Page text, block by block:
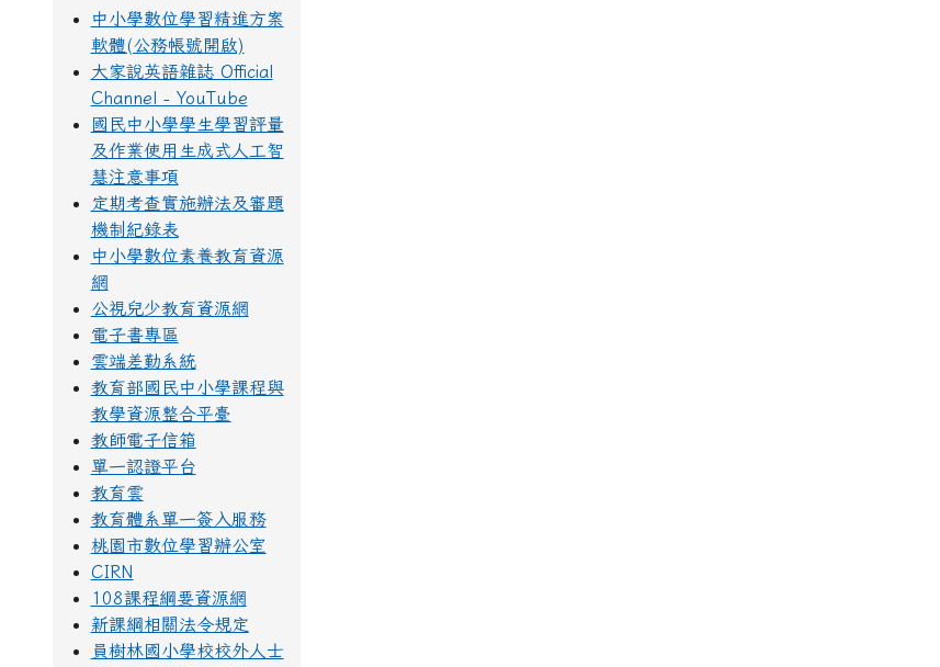
中小學數位學習精進方案
軟體(公務帳號開啟)
大家說英語雜誌 Official
Channel - YouTube
國民中小學學生學習評量
及作業使用生成式人工智
慧注意事項
定期考查實施辦法及審題
機制紀錄表
中小學數位素養教育資源
網
公視兒少教育資源網
電子書專區
雲端差勤系統
教育部國民中小學課程與
教學資源整合平臺
教師電子信箱
單一認證平台
教育雲
教育體系單一簽入服務
桃園市數位學習辦公室
CIRN
108課程綱要資源網
新課綱相關法令規定
員樹林國小學校校外人士